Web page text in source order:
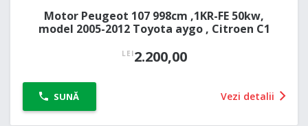
Motor Peugeot 107 998cm ,1KR-FE 50kw,
model 2005-2012 Toyota aygo , Citroen C1
LEI2.200,00
SUNĂ Vezi detalii